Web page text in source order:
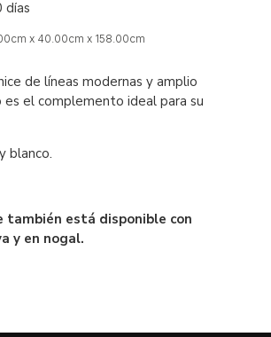
días
x 40.00cm x 158.00cm
de líneas modernas y amplio
es el complemento ideal para su
blanco.
también está disponible con
y en nogal.